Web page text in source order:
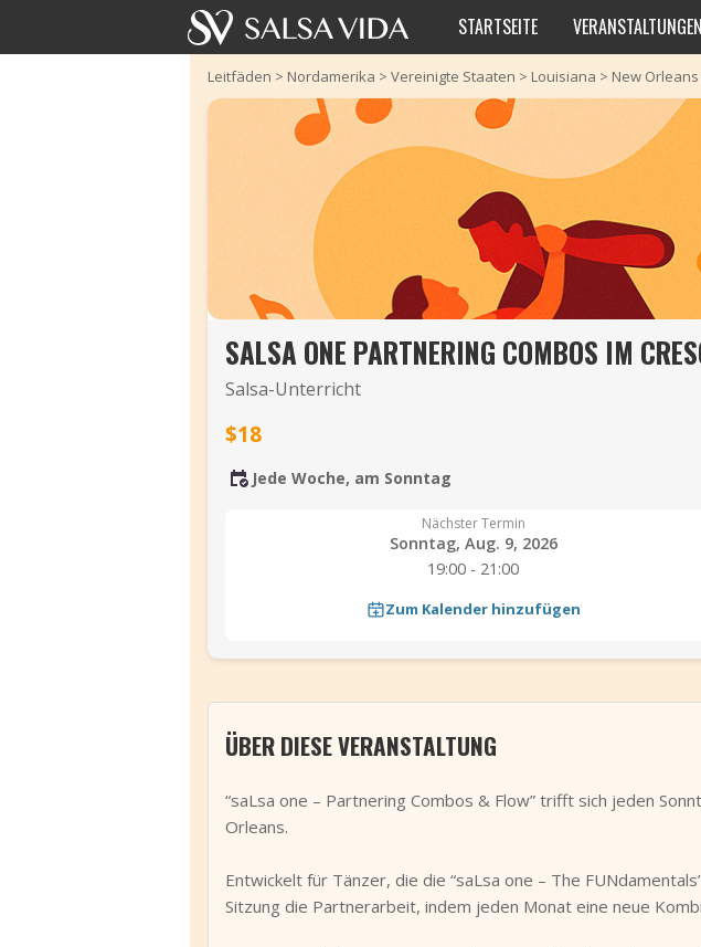
STARTSEITE VERANSTALTUNGEN
Leitfäden > Nordamerika > Vereinigte Staaten > Louisiana > New Orleans
SALSA ONE PARTNERING COMBOS IM
Salsa-Unterricht
$18
Jede Woche, am Sonntag
Nächster Termin
Sonntag, Aug. 9, 2026
19:00 - 21:00
Zum Kalender hinzufügen
ÜBER DIESE VERANSTALTUNG
“saLsa one – Partnering Combos & Flow” trifft sich jeden
Orleans.
Entwickelt für Tänzer, die die “saLsa one – The
Sitzung die Partnerarbeit, indem jeden Monat eine neue